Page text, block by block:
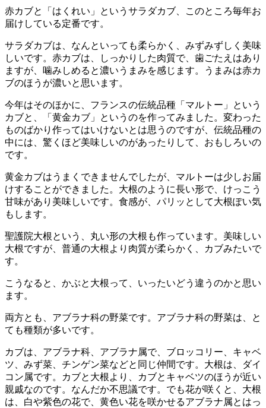
赤カブと「はくれい」というサラダカブ、このところ毎年お
届けしている定番です。
サラダカブは、なんといっても柔らかく、みずみずしく美味
しいです。赤カブは、しっかりした肉質で、歯ごたえはあり
ますが、噛みしめると濃いうまみを感じます。うまみは赤カ
ブのほうが濃いと思います。
今年はそのほかに、フランスの伝統品種「マルトー」という
カブと、「黄金カブ」というのを作ってみました。変わった
ものばかり作ってはいけないとは思うのですが、伝統品種の
中には、驚くほど美味しいのがあったりして、おもしろいの
です。
黄金カブはうまくできませんでしたが、マルトーは少しお届
けすることができました。大根のように長い形で、けっこう
甘味があり美味しいです。食感が、パリッとして大根ぽい気
もします。
聖護院大根という、丸い形の大根も作っています。美味しい
大根ですが、普通の大根より肉質が柔らかく、カブみたいで
す。
こうなると、かぶと大根って、いったいどう違うのかと思い
ます。
両方とも、アブラナ科の野菜です。アブラナ科の野菜は、と
ても種類が多いです。
カブは、アブラナ科、アブラナ属で、ブロッコリー、キャベ
ツ、みず菜、チンゲン菜などと同じ仲間です。大根は、ダイ
コン属です。カブと大根より、カブとキャベツのほうが近い
親戚なのです。なんだか不思議です。でも花が咲くと、大根
は、白や紫色の花で、黄色い花を咲かせるアブラナ属とはっ